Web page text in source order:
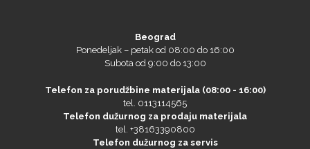
Beograd
Ponedeljak – petak od 08:00 do 16:00
Subota od 9:00 do 13:00
Telefon za porudžbine materijala (08:00 - 16:00)
tel. 0113114565
Telefon dužurnog za prodaju materijala
tel. +38163390800
Telefon dužurnog za servis